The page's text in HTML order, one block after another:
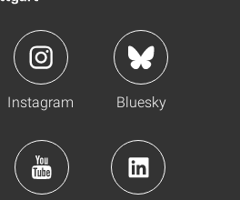
Instagram Bluesky